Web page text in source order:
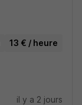
13 € / heure
il y a 2 jours